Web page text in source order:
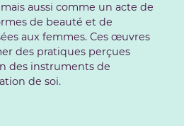
aussi comme un acte de
de beauté et de
aux femmes. Ces œuvres
des pratiques perçues
des instruments de
de soi.